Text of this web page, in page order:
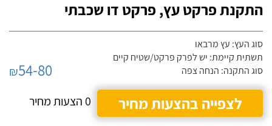
התקנת פרקט עץ, פרקט דו שכבתי
סוג העץ: עץ מרבאו
תשתית קיימת: יש לפרק פרקט/שטיח קיים
סוג התקנה: הנחה צפה
₪54-80
לצפייה בהצעות מחיר
0 הצעות מחיר